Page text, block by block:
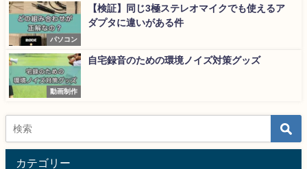
パソコン
【検証】同じ3極ステレオマイクでも使えるア
ダプタに違いがある件
動画制作
自宅録音のための環境ノイズ対策グッズ
カテゴリー